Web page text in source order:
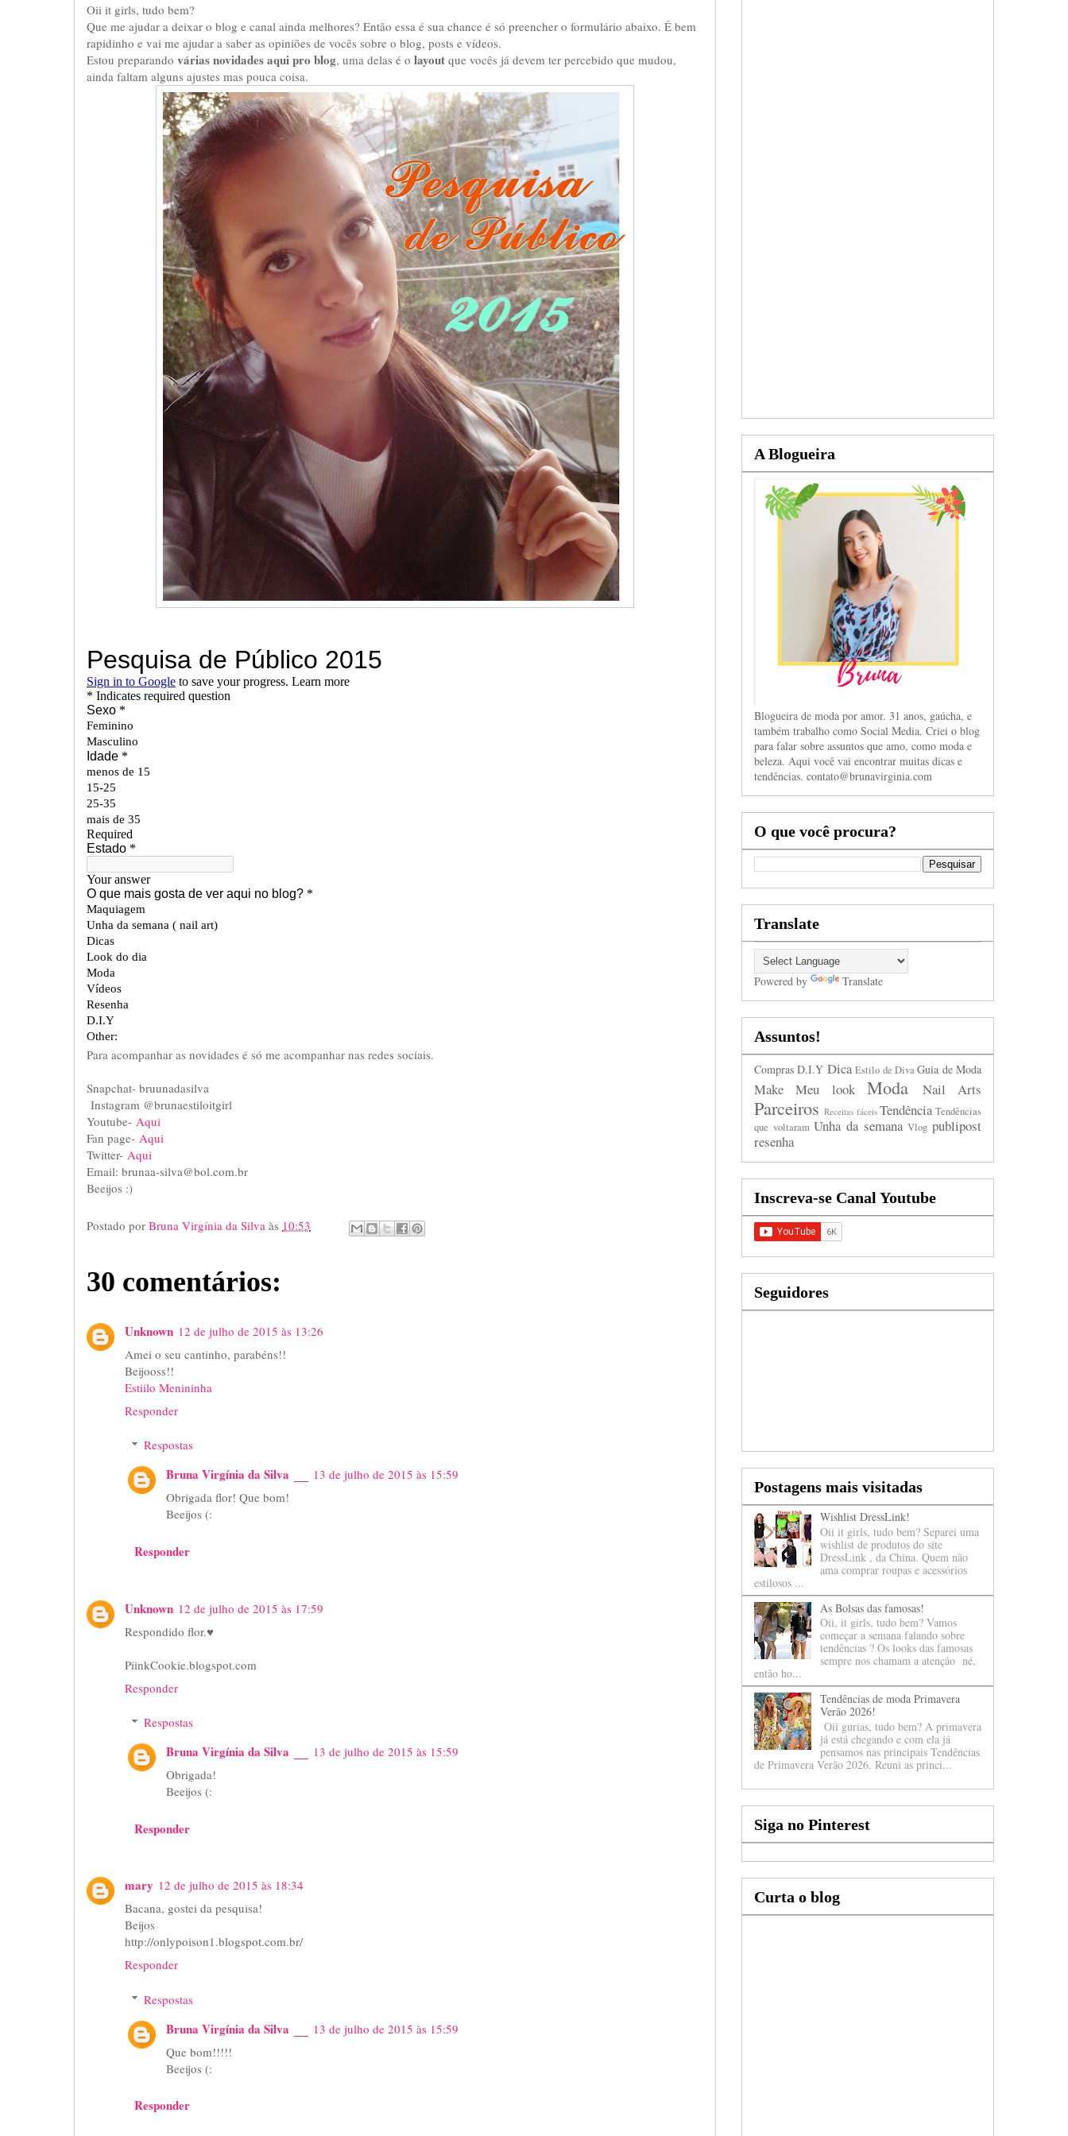
Oii it girls, tudo bem?
Que me ajudar a deixar o blog e canal ainda melhores? Então essa é sua chance é só preencher o formulário abaixo. É bem
rapidinho e vai me ajudar a saber as opiniões de vocês sobre o blog, posts e vídeos.
Estou preparando várias novidades aqui pro blog, uma delas é o layout que vocês já devem ter percebido que mudou,
ainda faltam alguns ajustes mas pouca coisa.
Para acompanhar as novidades é só me acompanhar nas redes sociais.
Snapchat- bruunadasilva
Instagram @brunaestiloitgirl
Youtube- Aqui
Fan page- Aqui
Twitter- Aqui
Email: brunaa-silva@bol.com.br
Beeijos :)
Postado por Bruna Virgínia da Silva às 10:53
30 comentários:
Unknown 12 de julho de 2015 às 13:26
Amei o seu cantinho, parabéns!!
Beijooss!!
Estiilo Menininha
Responder
Respostas
Bruna Virgínia da Silva
13 de julho de 2015 às 15:59
Obrigada flor! Que bom!
Beeijos (:
Responder
Unknown 12 de julho de 2015 às 17:59
Respondido flor.♥
PiinkCookie.blogspot.com
Responder
Respostas
Bruna Virgínia da Silva
13 de julho de 2015 às 15:59
Obrigada!
Beeijos (:
Responder
mary 12 de julho de 2015 às 18:34
Bacana, gostei da pesquisa!
Beijos
http://onlypoison1.blogspot.com.br/
Responder
Respostas
Bruna Virgínia da Silva
13 de julho de 2015 às 15:59
Que bom!!!!!
Beeijos (:
Responder
A Blogueira
Blogueira de moda por amor. 31 anos, gaúcha, e
também trabalho como Social Media. Criei o blog
para falar sobre assuntos que amo, como moda e
beleza. Aqui você vai encontrar muitas dicas e
tendências. contato@brunavirginia.com
O que você procura?
Translate
Powered by Translate
Assuntos!
Compras D.I.Y Dica Estilo de DivaGuia de Moda
Make Meu look Moda Nail Arts
Parceiros Receitas fáceis Tendência Tendências
que voltaram Unha da semana Vlog publipost
resenha
Inscreva-se Canal Youtube
Seguidores
Postagens mais visitadas
Wishlist DressLink!
Oii it girls, tudo bem? Separei uma
wishlist de produtos do site
DressLink , da China. Quem não
ama comprar roupas e acessórios
estilosos ...
As Bolsas das famosas!
Oii, it girls, tudo bem? Vamos
começar a semana falando sobre
tendências ? Os looks das famosas
sempre nos chamam a atenção né,
então ho...
Tendências de moda Primavera
Verão 2026!
Oii gurias, tudo bem? A primavera
já está chegando e com ela já
pensamos nas principais Tendências
de Primavera Verão 2026. Reuni as princi...
Siga no Pinterest
Curta o blog